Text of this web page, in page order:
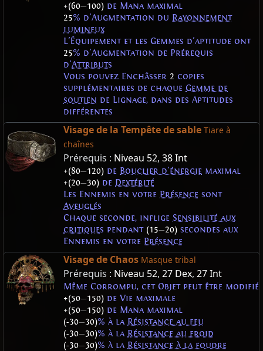
+(60—100) de Mana maximal
25% d'Augmentation du Rayonnement
lumineux
L'Équipement et les Gemmes d'aptitude ont
25% d'Augmentation de Prérequis
d'Attributs
Vous pouvez Enchâsser 2 copies
supplémentaires de chaque Gemme de
soutien de Lignage, dans des Aptitudes
différentes
Visage de la Tempête de sable Tiare à
chaînes
Prérequis : Niveau 52, 38 Int
+(80—120) de Bouclier d'énergie maximal
+(20—30) de Dextérité
Les Ennemis en votre Présence sont
Aveuglés
Chaque seconde, inflige Sensibilité aux
critiques pendant (15—20) secondes aux
Ennemis en votre Présence
Visage de Chaos Masque tribal
Prérequis : Niveau 52, 27 Dex, 27 Int
Même Corrompu, cet Objet peut être modifié
+(50—150) de Vie maximale
+(50—150) de Mana maximal
(-30—30)% à la Résistance au feu
(-30—30)% à la Résistance au froid
(-30—30)% à la Résistance à la foudre